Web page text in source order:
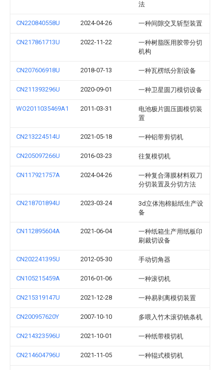
法
CN220840558U 2024-04-26 一种间隙交叉斩型装置
CN217861713U 2022-11-22
一种树脂医用胶带分切
机构
CN207606918U 2018-07-13 一种瓦楞纸分割设备
CN211393296U 2020-09-01 一种卫星圆刀模切设备
WO2011035469A1 2011-03-31
电池极片圆压圆模切装
置
CN213224514U 2021-05-18 一种铝带剪切机
CN205097266U 2016-03-23 往复模切机
CN117921757A 2024-04-26
一种复合薄膜材料双刀
分切装置及分切方法
CN218701894U 2023-03-24
3d立体泡棉贴纸生产设
备
CN112895604A 2021-06-04
一种纸箱生产用纸板印
刷裁切设备
CN202241395U 2012-05-30 手动切角器
CN105215459A 2016-01-06 一种滚切机
CN215319147U 2021-12-28 一种易剥离模切装置
CN200957620Y 2007-10-10 多喂入竹木滚切铣条机
CN214323596U 2021-10-01 一种纸带模切机
CN214604796U 2021-11-05 一种辊式模切机